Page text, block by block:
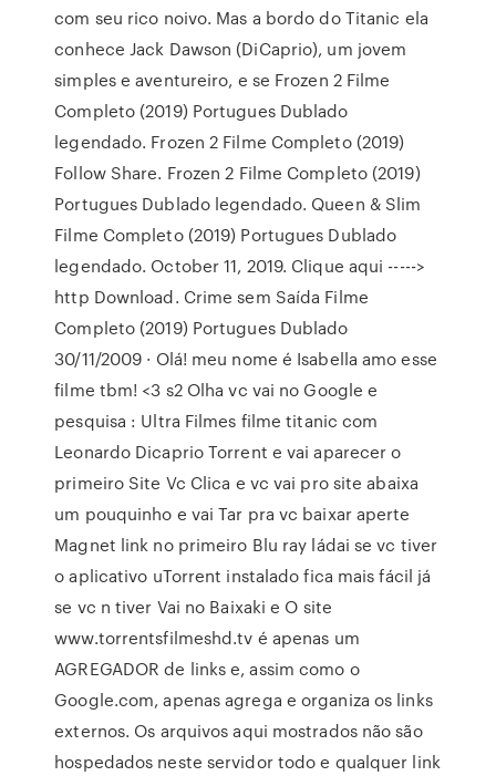
com seu rico noivo. Mas a bordo do Titanic ela
conhece Jack Dawson (DiCaprio), um jovem
simples e aventureiro, e se Frozen 2 Filme
Completo (2019) Portugues Dublado
legendado. Frozen 2 Filme Completo (2019)
Follow Share. Frozen 2 Filme Completo (2019)
Portugues Dublado legendado. Queen & Slim
Filme Completo (2019) Portugues Dublado
legendado. October 11, 2019. Clique aqui ----->
http Download. Crime sem Saída Filme
Completo (2019) Portugues Dublado
30/11/2009 · Olá! meu nome é Isabella amo esse
filme tbm! <3 s2 Olha vc vai no Google e
pesquisa : Ultra Filmes filme titanic com
Leonardo Dicaprio Torrent e vai aparecer o
primeiro Site Vc Clica e vc vai pro site abaixa
um pouquinho e vai Tar pra vc baixar aperte
Magnet link no primeiro Blu ray ládai se vc tiver
o aplicativo uTorrent instalado fica mais fácil já
se vc n tiver Vai no Baixaki e O site
www.torrentsfilmeshd.tv é apenas um
AGREGADOR de links e, assim como o
Google.com, apenas agrega e organiza os links
externos. Os arquivos aqui mostrados não são
hospedados neste servidor todo e qualquer link